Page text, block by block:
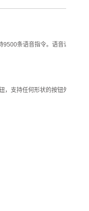
9500条语音指令。语音识别器
，支持任何形状的按钮外观。